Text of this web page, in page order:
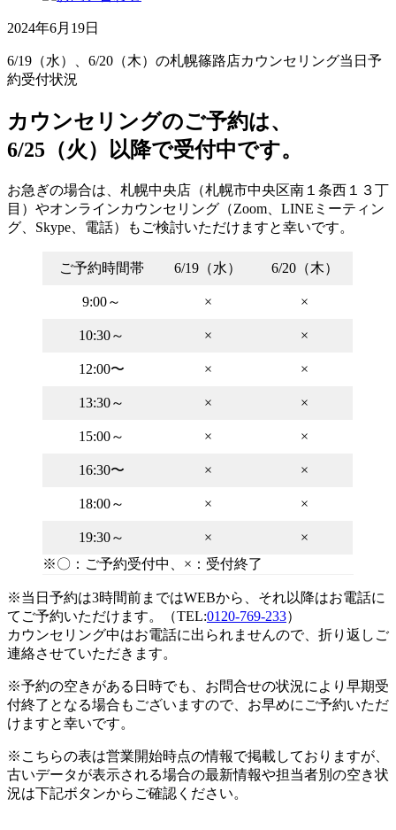
2024年6月19日
6/19（水）、6/20（木）の札幌篠路店カウンセリング当日予
約受付状況
カウンセリングのご予約は、
6/25（火）以降で受付中です。
お急ぎの場合は、札幌中央店（札幌市中央区南１条西１３丁
目）やオンラインカウンセリング（Zoom、LINEミーティン
グ、Skype、電話）もご検討いただけますと幸いです。
ご予約時間帯 6/19（水） 6/20（木）
9:00～ × ×
10:30～ × ×
12:00〜 × ×
13:30～ × ×
15:00～ × ×
16:30〜 × ×
18:00～ × ×
19:30～ ×
×
※〇：ご予約受付中、×：受付終了
※当日予約は3時間前まではWEBから、それ以降はお電話に
てご予約いただけます。（TEL:0120-769-233）
カウンセリング中はお電話に出られませんので、折り返しご
連絡させていただきます。
※予約の空きがある日時でも、お問合せの状況により早期受
付終了となる場合もございますので、お早めにご予約いただ
けますと幸いです。
※こちらの表は営業開始時点の情報で掲載しておりますが、
古いデータが表示される場合の最新情報や担当者別の空き状
況は下記ボタンからご確認ください。